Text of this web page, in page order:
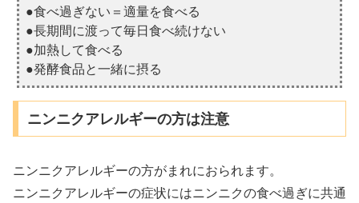
●食べ過ぎない＝適量を食べる
●長期間に渡って毎日食べ続けない
●加熱して食べる
●発酵食品と一緒に摂る
ニンニクアレルギーの方は注意
ニンニクアレルギーの方がまれにおられます。
ニンニクアレルギーの症状にはニンニクの食べ過ぎに共通